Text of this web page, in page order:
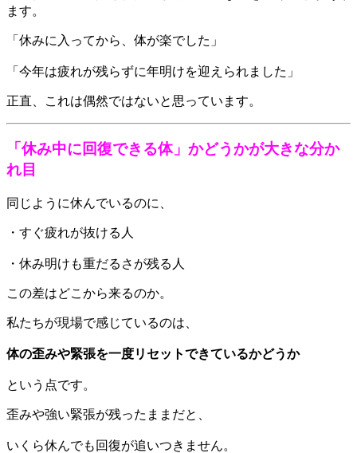
ます。
「休みに入ってから、体が楽でした」
「今年は疲れが残らずに年明けを迎えられました」
正直、これは偶然ではないと思っています。
「休み中に回復できる体」かどうかが大きな分か
れ目
同じように休んでいるのに、
・すぐ疲れが抜ける人
・休み明けも重だるさが残る人
この差はどこから来るのか。
私たちが現場で感じているのは、
体の歪みや緊張を一度リセットできているかどうか
という点です。
歪みや強い緊張が残ったままだと、
いくら休んでも回復が追いつきません。